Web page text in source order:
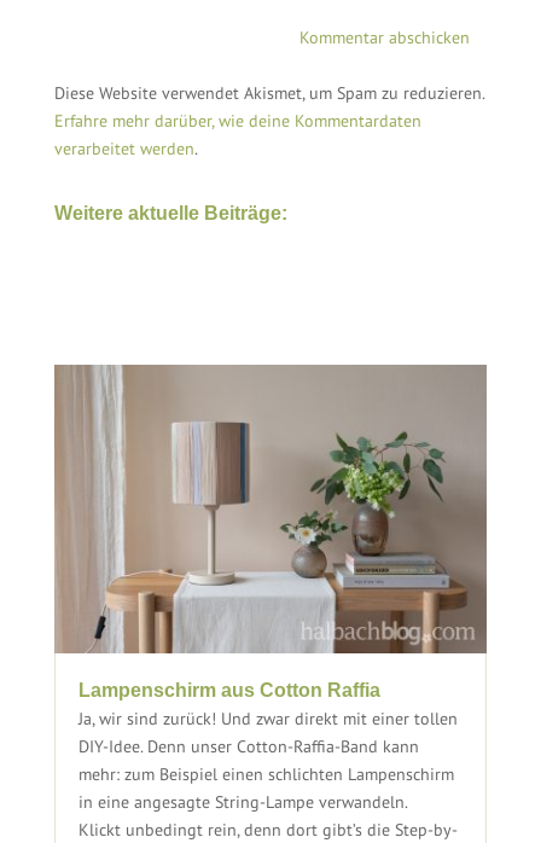
Diese Website verwendet Akismet, um Spam zu reduzieren.
Erfahre mehr darüber, wie deine Kommentardaten
verarbeitet werden.
Weitere aktuelle Beiträge:
Lampenschirm aus Cotton Raffia
Ja, wir sind zurück! Und zwar direkt mit einer tollen
DIY-Idee. Denn unser Cotton-Raffia-Band kann
mehr: zum Beispiel einen schlichten Lampenschirm
in eine angesagte String-Lampe verwandeln.
Klickt unbedingt rein, denn dort gibt’s die Step-by-